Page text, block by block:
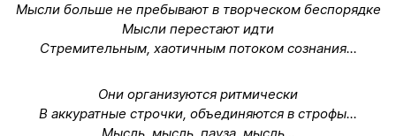
Мысли больше не пребывают в творческом беспорядке
Мысли перестают идти
Стремительным, хаотичным потоком сознания...
Они организуются ритмически
В аккуратные строчки, объединяются в строфы...